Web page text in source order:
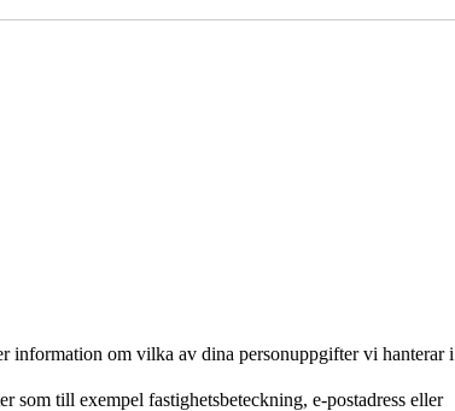
information om vilka av dina personuppgifter vi hanterar i
som till exempel fastighetsbeteckning, e-postadress eller